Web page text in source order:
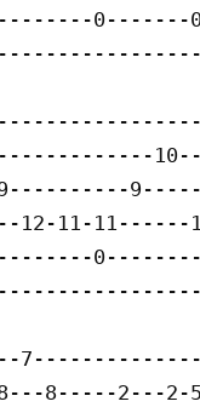
11-11------
8-----2---